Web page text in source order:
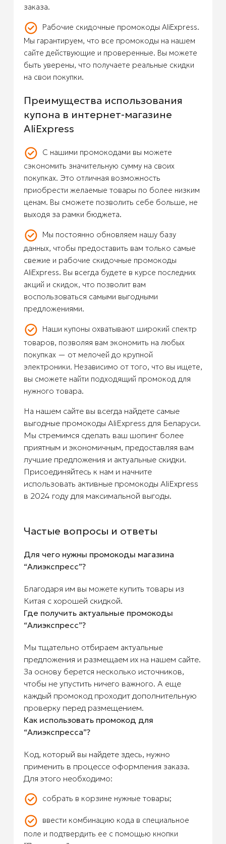
заказа.
Рабочие скидочные промокоды AliExpress.
Мы гарантируем, что все промокоды на нашем
сайте действующие и проверенные. Вы можете
быть уверены, что получаете реальные скидки
на свои покупки.
Преимущества использования
купона в интернет-магазине
AliExpress
С нашими промокодами вы можете
сэкономить значительную сумму на своих
покупках. Это отличная возможность
приобрести желаемые товары по более низким
ценам. Вы сможете позволить себе больше, не
выходя за рамки бюджета.
Мы постоянно обновляем нашу базу
данных, чтобы предоставить вам только самые
свежие и рабочие скидочные промокоды
AliExpress. Вы всегда будете в курсе последних
акций и скидок, что позволит вам
воспользоваться самыми выгодными
предложениями.
Наши купоны охватывают широкий спектр
товаров, позволяя вам экономить на любых
покупках — от мелочей до крупной
электроники. Независимо от того, что вы ищете,
вы сможете найти подходящий промокод для
нужного товара.
На нашем сайте вы всегда найдете самые
выгодные промокоды AliExpress для Беларуси.
Мы стремимся сделать ваш шопинг более
приятным и экономичным, предоставляя вам
лучшие предложения и актуальные скидки.
Присоединяйтесь к нам и начните
использовать активные промокоды AliExpress
в 2024 году для максимальной выгоды.
Частые вопросы и ответы
Для чего нужны промокоды магазина
“Алиэкспресс”?
Благодаря им вы можете купить товары из
Китая с хорошей скидкой.
Где получить актуальные промокоды
“Алиэкспресс”?
Мы тщательно отбираем актуальные
предложения и размещаем их на нашем сайте.
За основу берется несколько источников,
чтобы не упустить ничего важного. А еще
каждый промокод проходит дополнительную
проверку перед размещением.
Как использовать промокод для
“Алиэкспресса”?
Код, который вы найдете здесь, нужно
применить в процессе оформления заказа.
Для этого необходимо:
собрать в корзине нужные товары;
ввести комбинацию кода в специальное
поле и подтвердить ее с помощью кнопки